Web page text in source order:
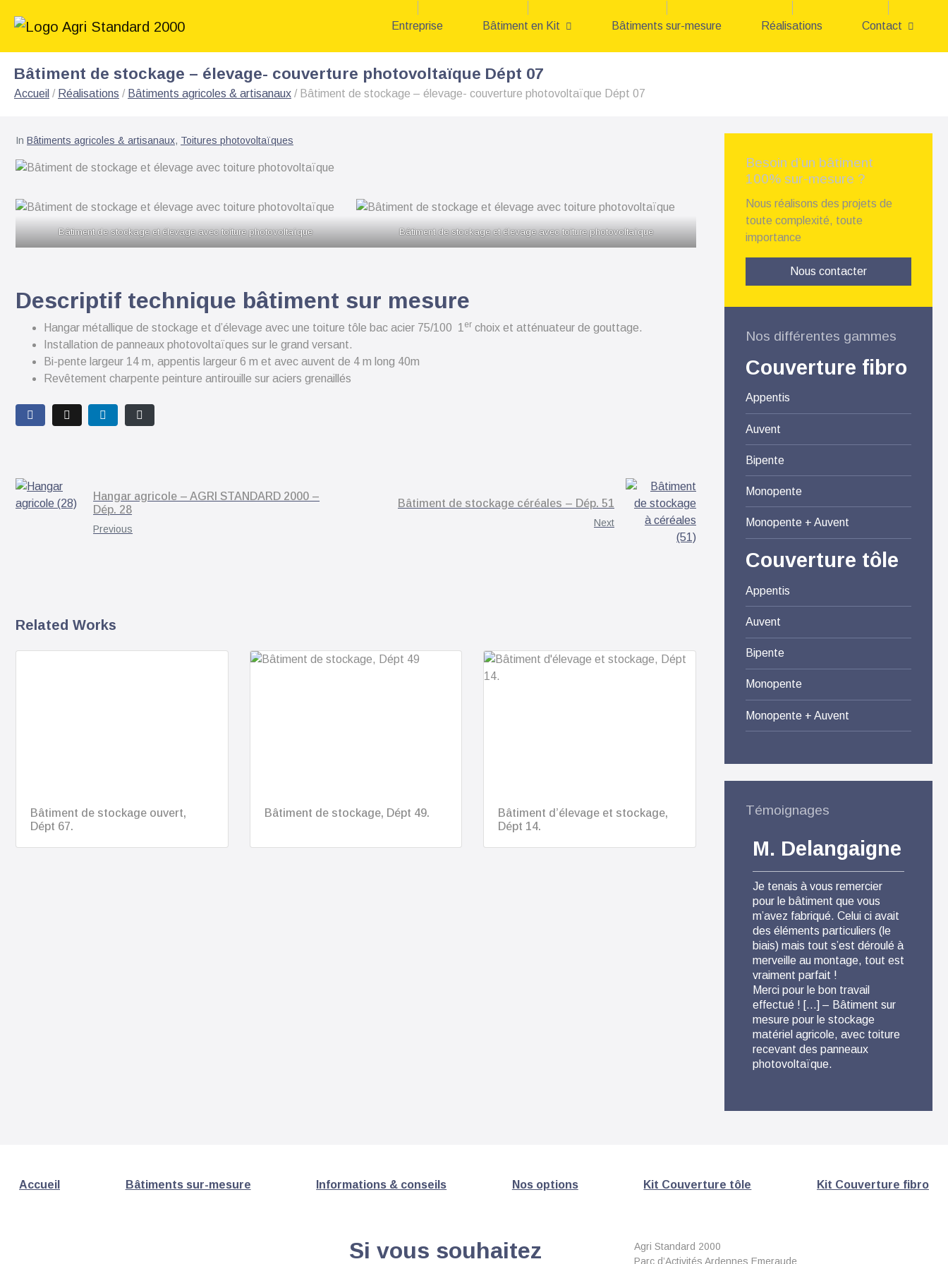
Entreprise Bâtiment en Kit Bâtiments sur-mesure Réalisations Contact
Bâtiment de stockage – élevage- couverture photovoltaïque Dépt 07
Accueil / Réalisations / Bâtiments agricoles & artisanaux / Bâtiment de stockage – élevage- couverture photovoltaïque Dépt 07
In Bâtiments agricoles & artisanaux, Toitures photovoltaïques
Bâtiment de stockage et élevage avec toiture photovoltaïque Bâtiment de stockage et élevage avec toiture photovoltaïque
Descriptif technique bâtiment sur mesure
Hangar métallique de stockage et d’élevage avec une toiture tôle bac acier 75/100 1er choix et atténuateur de gouttage.
Installation de panneaux photovoltaïques sur le grand versant.
Bi-pente largeur 14 m, appentis largeur 6 m et avec auvent de 4 m long 40m
Revêtement charpente peinture antirouille sur aciers grenaillés
Hangar agricole – AGRI STANDARD 2000 –
Dép. 28
Previous
Bâtiment de stockage céréales – Dép. 51
Next
Related Works
Bâtiment de stockage ouvert,
Dépt 67.
Bâtiment de stockage, Dépt 49.
Bâtiment d’élevage et stockage,
Dépt 14.
Besoin d’un bâtiment
100% sur-mesure ?
Nous réalisons des projets de
toute complexité, toute
importance
Nous contacter
Nos différentes gammes
Couverture fibro
Appentis
Auvent
Bipente
Monopente
Monopente + Auvent
Couverture tôle
Appentis
Auvent
Bipente
Monopente
Monopente + Auvent
Témoignages
M. Delangaigne
Je tenais à vous remercier
pour le bâtiment que vous
m’avez fabriqué. Celui ci avait
des éléments particuliers (le
biais) mais tout s’est déroulé à
merveille au montage, tout est
vraiment parfait !
Merci pour le bon travail
effectué ! […] – Bâtiment sur
mesure pour le stockage
matériel agricole, avec toiture
recevant des panneaux
photovoltaïque.
Accueil Bâtiments sur-mesure Informations & conseils Nos options Kit Couverture tôle Kit Couverture fibro
Si vous souhaitez
Agri Standard 2000
Parc d’Activités Ardennes Emeraude